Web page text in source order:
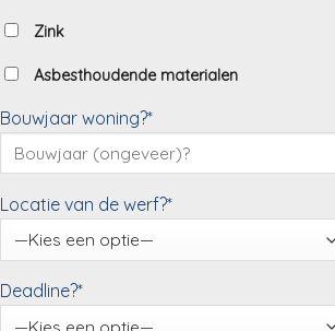
Zink
Asbesthoudende materialen
Bouwjaar woning?*
Locatie van de werf?*
Deadline?*